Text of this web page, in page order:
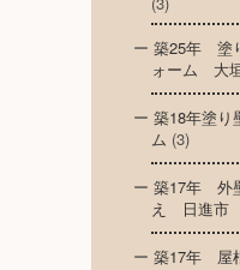
築25年 塗
ォーム 大
築18年塗り
ム (3)
築17年 外
え 日進市
築17年 屋